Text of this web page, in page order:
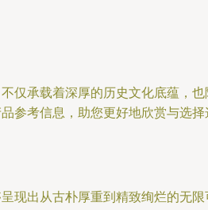
仅承载着深厚的历史文化底蕴，
参考信息，助您更好地欣赏与选
现出从古朴厚重到精致绚烂的无限